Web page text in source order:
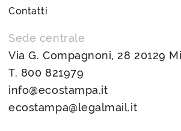
Contatti
Sede centrale
Via G. Compagnoni, 28 20129
T. 800 821979
info@ecostampa.it
ecostampa@legalmail.it